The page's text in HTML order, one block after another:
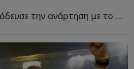
Ο Καραπαπάς συνόδευσε την ανάρτηση με το δικό του σχόλιο, θ...